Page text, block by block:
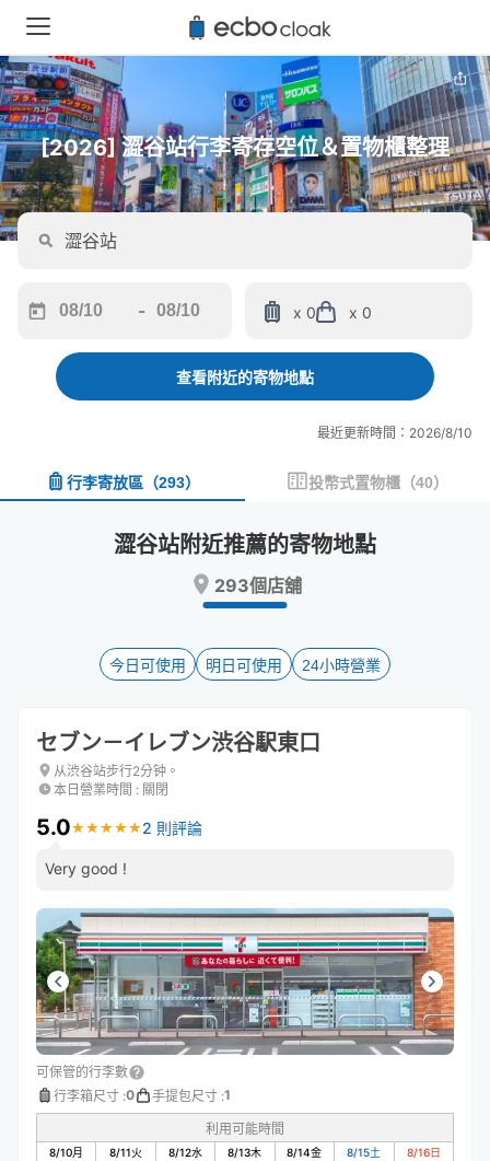
[2026] 澀谷站行李寄存空位＆置物櫃整理
forward
interact
and
the
keyboard
shortcuts
for
changing
dates.
-
backward
interact
and
a
date.
Press
key
to
the
keyboard
shortcuts
for
changing
dates.
x 0 x 0
查看附近的寄物地點
最近更新時間：2026/8/10
行李寄放區 （293） 投幣式置物櫃 （40）
澀谷站附近推薦的寄物地點
293個店舖
今日可使用 明日可使用 24小時營業
セブン－イレブン渋谷駅東口
从渋谷站步行2分钟。
本日營業時間 : 關閉
5.0★ ★ ★ ★ ★
★ ★ ★ ★ ★ 2 則評論
Very good !
可保管的行李數
行李箱尺寸 :0 手提包尺寸 :1
利用可能時間
8/10月 8/11火 8/12水 8/13木 8/14金 8/15土 8/16日